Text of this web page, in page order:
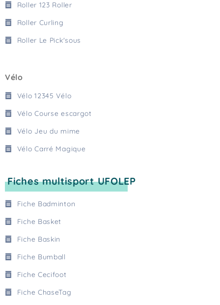
Roller 123 Roller
Roller Curling
Roller Le Pick'sous
Vélo
Vélo 12345 Vélo
Vélo Course escargot
Vélo Jeu du mime
Vélo Carré Magique
Fiches multisport UFOLEP
Fiche Badminton
Fiche Basket
Fiche Baskin
Fiche Bumball
Fiche Cecifoot
Fiche ChaseTag